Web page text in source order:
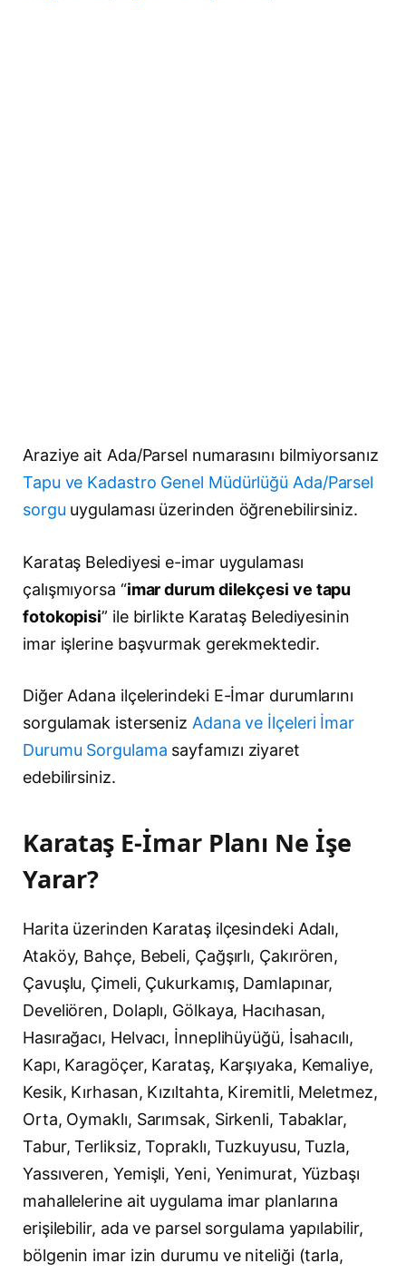
Araziye ait Ada/Parsel numarasını bilmiyorsanız
Tapu ve Kadastro Genel Müdürlüğü Ada/Parsel
sorgu uygulaması üzerinden öğrenebilirsiniz.
Karataş Belediyesi e-imar uygulaması
çalışmıyorsa “imar durum dilekçesi ve tapu
fotokopisi” ile birlikte Karataş Belediyesinin
imar işlerine başvurmak gerekmektedir.
Diğer Adana ilçelerindeki E-İmar durumlarını
sorgulamak istersenizAdana ve İlçeleri İmar
Durumu Sorgulama sayfamızı ziyaret
edebilirsiniz.
Karataş E-İmar Planı Ne İşe
Yarar?
Harita üzerinden Karataş ilçesindeki Adalı,
Ataköy, Bahçe, Bebeli, Çağşırlı, Çakırören,
Çavuşlu, Çimeli, Çukurkamış, Damlapınar,
Develiören, Dolaplı, Gölkaya, Hacıhasan,
Hasırağacı, Helvacı, İnneplihüyüğü, İsahacılı,
Kapı, Karagöçer, Karataş, Karşıyaka, Kemaliye,
Kesik, Kırhasan, Kızıltahta, Kiremitli, Meletmez,
Orta, Oymaklı, Sarımsak, Sirkenli, Tabaklar,
Tabur, Terliksiz, Topraklı, Tuzkuyusu, Tuzla,
Yassıveren, Yemişli, Yeni, Yenimurat, Yüzbaşı
mahallelerine ait uygulama imar planlarına
erişilebilir, ada ve parsel sorgulama yapılabilir,
bölgenin imar izin durumu ve niteliği (tarla,